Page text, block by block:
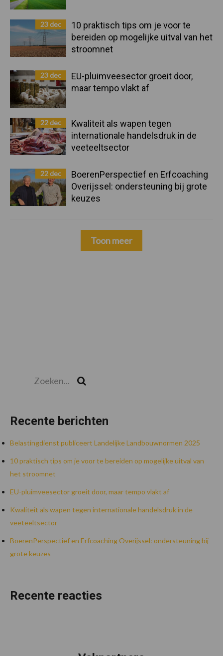
23 dec
10 praktisch tips om je voor te
bereiden op mogelijke uitval van het
stroomnet
23 dec
EU-pluimveesector groeit door,
maar tempo vlakt af
22 dec
Kwaliteit als wapen tegen
internationale handelsdruk in de
veeteeltsector
22 dec
BoerenPerspectief en Erfcoaching
Overijssel: ondersteuning bij grote
keuzes
Toon meer
Recente berichten
Belastingdienst publiceert Landelijke Landbouwnormen 2025
10 praktisch tips om je voor te bereiden op mogelijke uitval van
het stroomnet
EU-pluimveesector groeit door, maar tempo vlakt af
Kwaliteit als wapen tegen internationale handelsdruk in de
veeteeltsector
BoerenPerspectief en Erfcoaching Overijssel: ondersteuning bij
grote keuzes
Recente reacties